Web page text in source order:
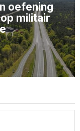
oefening
militair